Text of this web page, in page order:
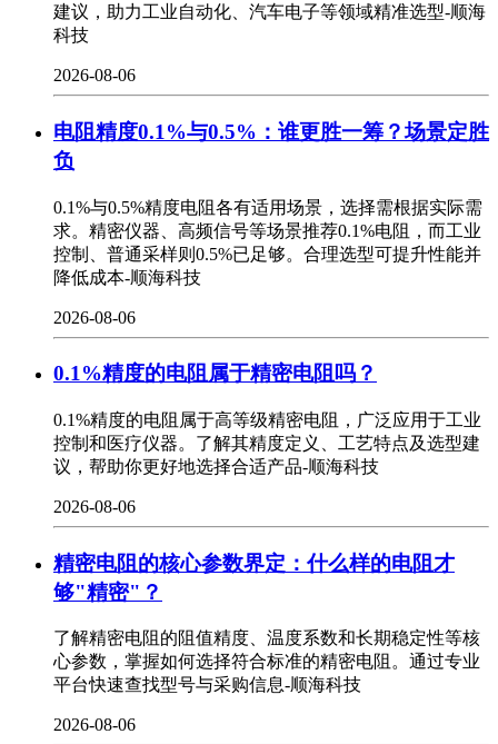
建议，助力工业自动化、汽车电子等领域精准选型-顺海
科技
2026-08-06
电阻精度0.1%与0.5%：谁更胜一筹？场景定胜
负
0.1%与0.5%精度电阻各有适用场景，选择需根据实际需
求。精密仪器、高频信号等场景推荐0.1%电阻，而工业
控制、普通采样则0.5%已足够。合理选型可提升性能并
降低成本-顺海科技
2026-08-06
0.1%精度的电阻属于精密电阻吗？
0.1%精度的电阻属于高等级精密电阻，广泛应用于工业
控制和医疗仪器。了解其精度定义、工艺特点及选型建
议，帮助你更好地选择合适产品-顺海科技
2026-08-06
精密电阻的核心参数界定：什么样的电阻才
够"精密"？
了解精密电阻的阻值精度、温度系数和长期稳定性等核
心参数，掌握如何选择符合标准的精密电阻。通过专业
平台快速查找型号与采购信息-顺海科技
2026-08-06